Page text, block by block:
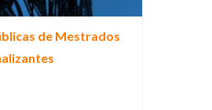
de Mestrados